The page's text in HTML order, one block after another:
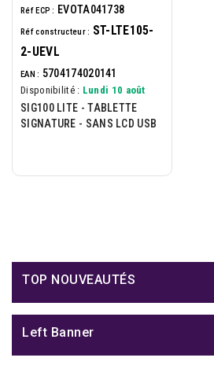
Réf ECP : EVOTA041738
Réf constructeur : ST-LTE105-
2-UEVL
EAN : 5704174020141
Disponibilité : Lundi 10 août
SIG100 LITE - TABLETTE
SIGNATURE - SANS LCD USB
TOP NOUVEAUTÉS
Left Banner